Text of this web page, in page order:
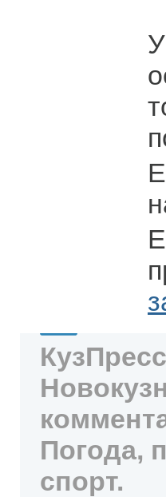
Погода,
спорт.